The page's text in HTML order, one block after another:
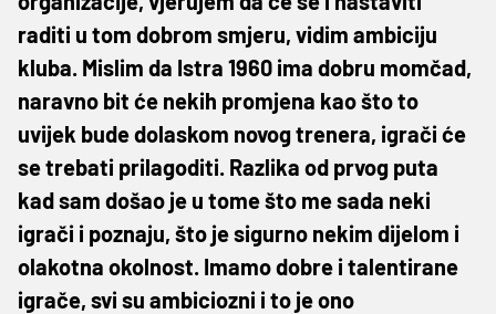
raditi u tom dobrom smjeru, vidim ambiciju
kluba. Mislim da Istra 1960 ima dobru momčad,
naravno bit će nekih promjena kao što to
uvijek bude dolaskom novog trenera, igrači će
se trebati prilagoditi. Razlika od prvog puta
kad sam došao je u tome što me sada neki
igrači i poznaju, što je sigurno nekim dijelom i
olakotna okolnost. Imamo dobre i talentirane
igrače, svi su ambiciozni i to je ono